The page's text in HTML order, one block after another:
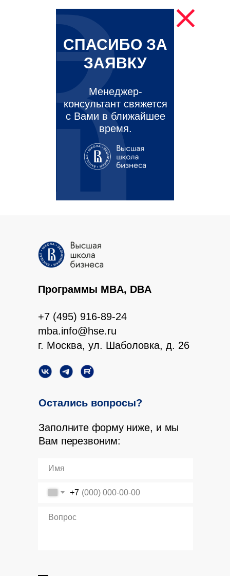
Менеджер-
консультант свяжется
с Вами в ближайшее
время.
СПАСИБО ЗА
ЗАЯВКУ
+7 (495) 916-89-24
Программы MBA, DBA
Заполните форму ниже, и мы
Вам перезвоним:
Остались вопросы?
+7
mba.info@hse.ru
г. Москва, ул. Шаболовка, д. 26